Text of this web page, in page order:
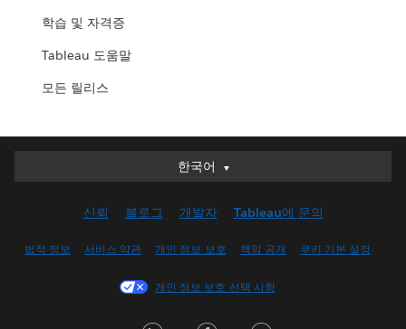
학습 및 자격증
Tableau 도움말
모든 릴리스
한국어
한국어
English (UK)
Français (Canada)
신뢰 블로그 개발자 Tableau에 문의
법적 정보 서비스 약관 개인 정보 보호 책임 공개 쿠키 기본 설정
개인 정보 보호 선택 사항